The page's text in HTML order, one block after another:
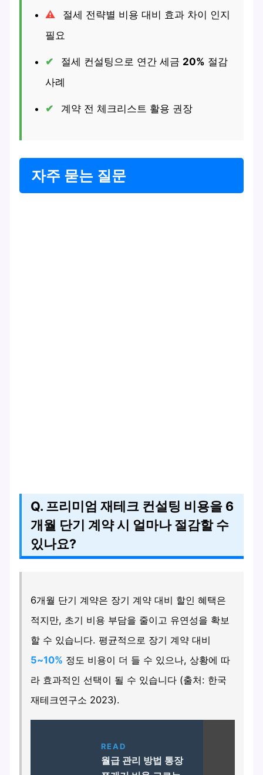
절세 전략별 비용 대비 효과 차이 인지
필요
절세 컨설팅으로 연간 세금 20% 절감
사례
계약 전 체크리스트 활용 권장
자주 묻는 질문
Q. 프리미엄 재테크 컨설팅 비용을 6
개월 단기 계약 시 얼마나 절감할 수
있나요?
6개월 단기 계약은 장기 계약 대비 할인 혜택은
적지만, 초기 비용 부담을 줄이고 유연성을 확보
할 수 있습니다. 평균적으로 장기 계약 대비
5~10% 정도 비용이 더 들 수 있으나, 상황에 따
라 효과적인 선택이 될 수 있습니다 (출처: 한국
재테크연구소 2023).
READ
월급 관리 방법 통장